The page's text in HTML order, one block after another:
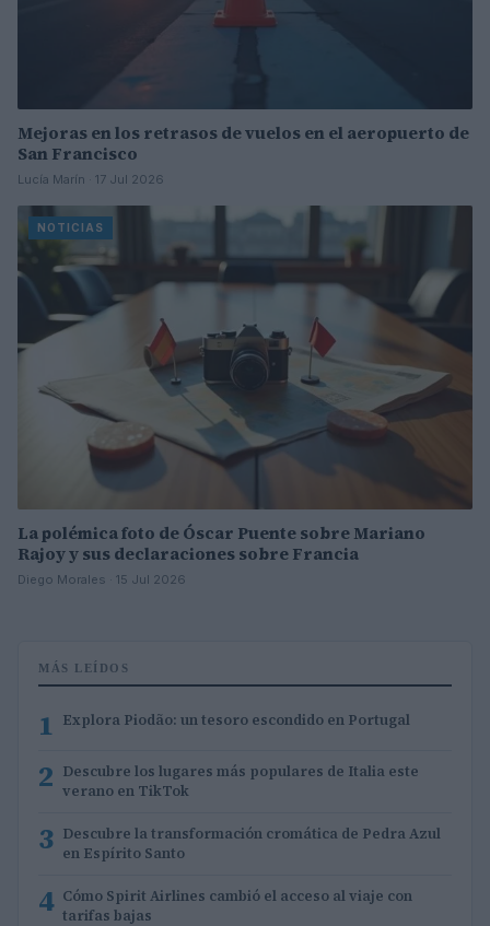
Mejoras en los retrasos de vuelos en el aeropuerto de
San Francisco
Lucía Marín · 17 Jul 2026
NOTICIAS
La polémica foto de Óscar Puente sobre Mariano
Rajoy y sus declaraciones sobre Francia
Diego Morales · 15 Jul 2026
MÁS LEÍDOS
1 Explora Piodão: un tesoro escondido en Portugal
2 Descubre los lugares más populares de Italia este
verano en TikTok
3 Descubre la transformación cromática de Pedra Azul
en Espírito Santo
4 Cómo Spirit Airlines cambió el acceso al viaje con
tarifas bajas